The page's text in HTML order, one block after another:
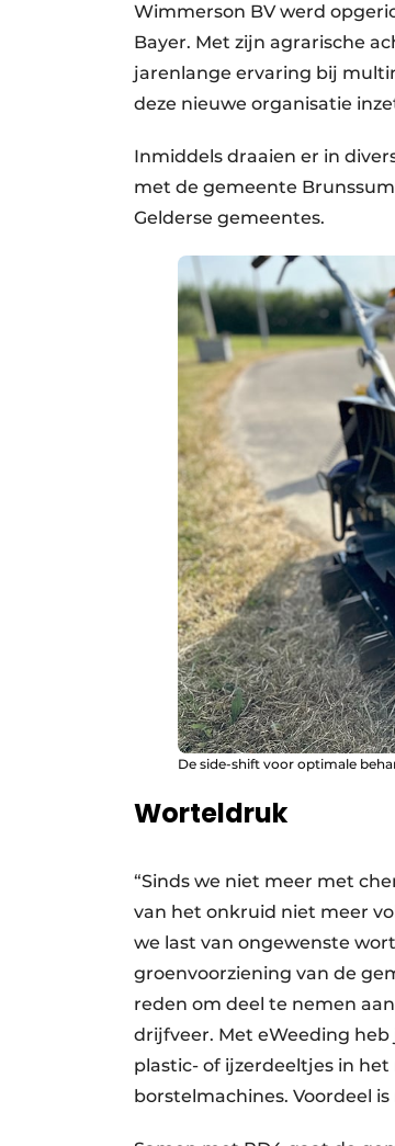
Wimmerson BV werd
Bayer. Met zijn agrarische
jarenlange ervaring bij
deze nieuwe organisatie
Inmiddels draaien er in
met de gemeente
Gelderse gemeentes.
De side-shift voor optimale
Worteldruk
“Sinds we niet meer met
van het onkruid niet meer
we last van ongewenste
groenvoorziening van de
reden om deel te nemen
drijfveer. Met eWeeding
plastic- of ijzerdeeltjes in
borstelmachines. Voordeel